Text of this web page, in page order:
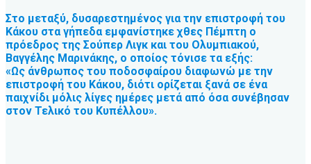
Στο μεταξύ, δυσαρεστημένος για την επιστροφή του
Κάκου στα γήπεδα εμφανίστηκε χθες Πέμπτη ο
πρόεδρος της Σούπερ Λιγκ και του Ολυμπιακού,
Βαγγέλης Μαρινάκης, ο οποίος τόνισε τα εξής:
«Ως άνθρωπος του ποδοσφαίρου διαφωνώ με την
επιστροφή του Κάκου, διότι ορίζεται ξανά σε ένα
παιχνίδι μόλις λίγες ημέρες μετά από όσα συνέβησαν
στον Τελικό του Κυπέλλου».